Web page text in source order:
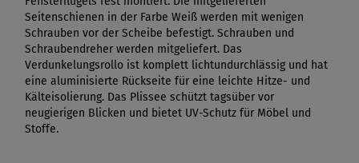
Seitenschienen in der Farbe Weiß werden mit wenigen
Schrauben vor der Scheibe befestigt. Schrauben und
Schraubendreher werden mitgeliefert. Das
Verdunkelungsrollo ist komplett lichtundurchlässig und hat
eine aluminisierte Rückseite für eine leichte Hitze- und
Kälteisolierung. Das Plissee schützt tagsüber vor
neugierigen Blicken und bietet UV-Schutz für Möbel und
Stoffe.